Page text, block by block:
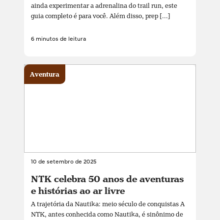
ainda experimentar a adrenalina do trail run, este
guia completo é para você. Além disso, prep [...]
6 minutos de leitura
10 de setembro de 2025
NTK celebra 50 anos de aventuras
e histórias ao ar livre
A trajetória da Nautika: meio século de conquistas A
NTK, antes conhecida como Nautika, é sinônimo de
Aventura